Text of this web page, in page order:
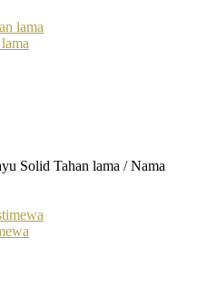
Solid Tahan lama / Nama